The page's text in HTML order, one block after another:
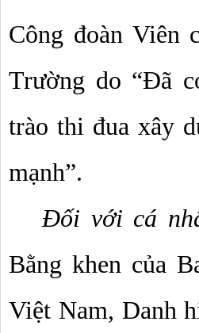
Công đoàn Viên
Trường do “Đã
trào thi đua xây
mạnh”.
Đối với cá
Bằng khen của
Việt Nam, Danh